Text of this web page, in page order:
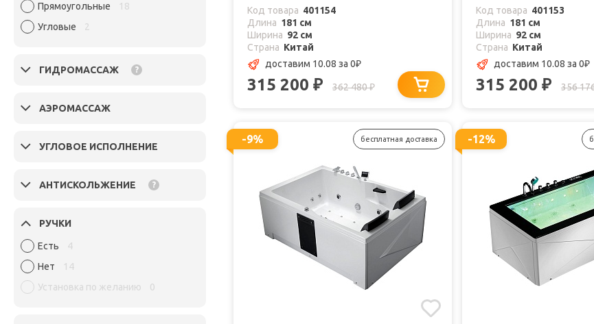
Прямоугольные
18
Угловые
2
ГИДРОМАССАЖ ?
АЭРОМАССАЖ
УГЛОВОЕ ИСПОЛНЕНИЕ
АНТИСКОЛЬЖЕНИЕ ?
РУЧКИ
Есть
4
Нет
14
Установка по желанию
0
Код товара 401154
Длина 181 см
Ширина 92 см
Страна Китай
доставим 10.08 за 0₽
315 200 ₽ 362 480₽
Код товара 401153
Длина 181 см
Ширина 92 см
Страна Китай
доставим 10.08 за 0₽
315 200 ₽ 356
-9% бесплатная доставка -12%